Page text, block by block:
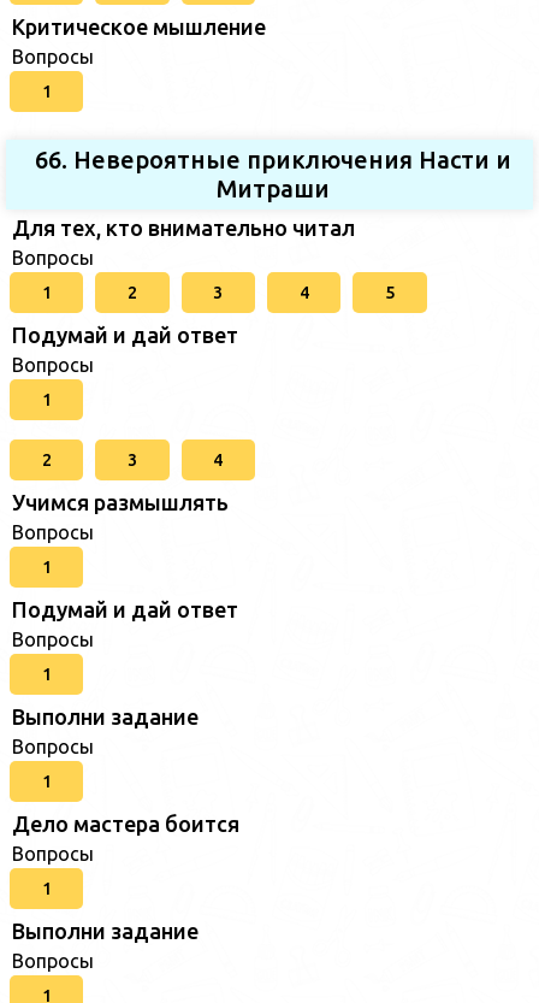
Критическое мышление
Вопросы
1
66. Невероятные приключения Насти и
Митраши
Для тех, кто внимательно читал
Вопросы
1 2 3 4 5
Подумай и дай ответ
Вопросы
1
2 3 4
Учимся размышлять
Вопросы
1
Подумай и дай ответ
Вопросы
1
Выполни задание
Вопросы
1
Дело мастера боится
Вопросы
1
Выполни задание
Вопросы
1